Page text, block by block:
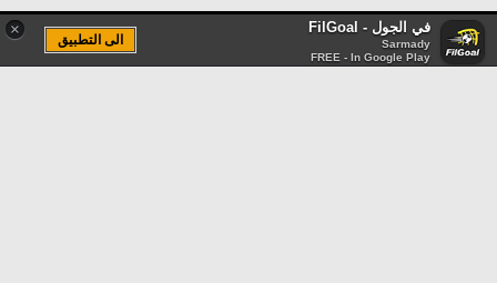
× في الجول - FilGoal
Sarmady
FREE - In Google Play
الى التطبيق